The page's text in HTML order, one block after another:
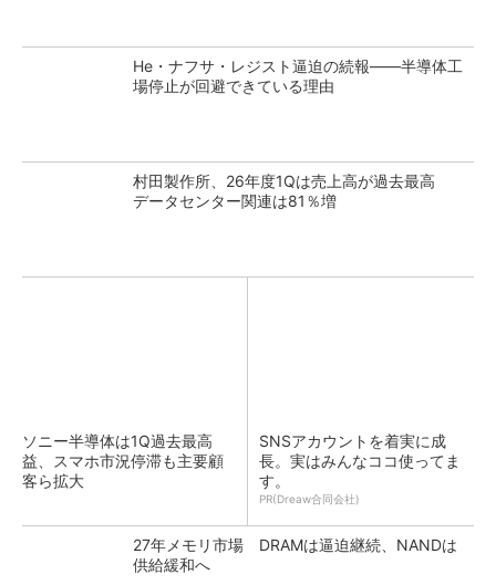
He・ナフサ・レジスト逼迫の続報――半導体工
場停止が回避できている理由
村田製作所、26年度1Qは売上高が過去最高
データセンター関連は81％増
ソニー半導体は1Q過去最高
益、スマホ市況停滞も主要顧
客ら拡大
SNSアカウントを着実に成
長。実はみんなココ使ってま
す。
PR(Dreaw合同会社)
27年メモリ市場 DRAMは逼迫継続、NANDは
供給緩和へ